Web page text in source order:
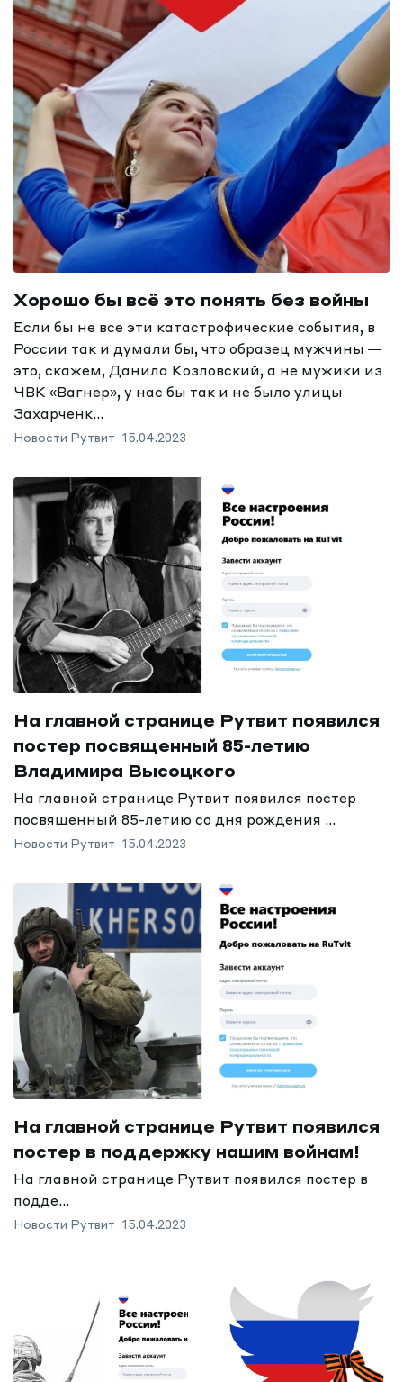
Хорошо бы всё это понять без войны
Если бы не все эти катастрофические события, в
России так и думали бы, что образец мужчины —
это, скажем, Данила Козловский, а не мужики из
ЧВК «Вагнер», у нас бы так и не было улицы
Захарченк...
Новости Рутвит 15.04.2023
На главной странице Рутвит появился
постер посвященный 85-летию
Владимира Высоцкого
На главной странице Рутвит появился постер
посвященный 85-летию со дня рождения ...
Новости Рутвит 15.04.2023
На главной странице Рутвит появился
постер в поддержку нашим войнам!
На главной странице Рутвит появился постер в
подде...
Новости Рутвит 15.04.2023